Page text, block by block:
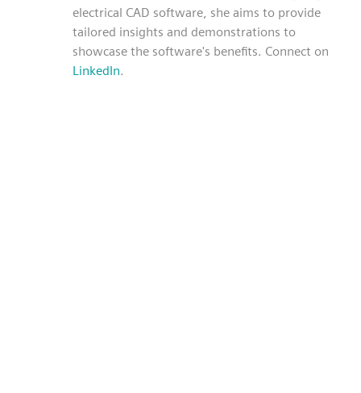
electrical CAD software, she aims to provide
tailored insights and demonstrations to
showcase the software's benefits. Connect on
LinkedIn.